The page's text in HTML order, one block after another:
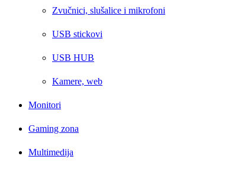
Zvučnici, slušalice i mikrofoni
USB stickovi
USB HUB
Kamere, web
Monitori
Gaming zona
Multimedija